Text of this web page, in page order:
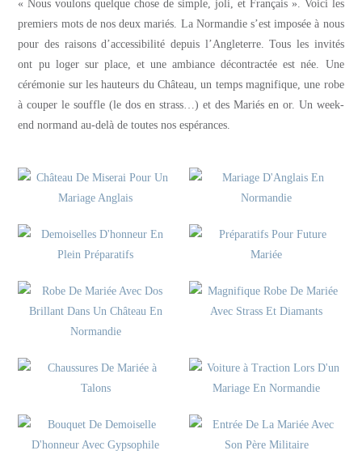
« Nous voulons quelque chose de simple, joli, et Français ». Voici les
premiers mots de nos deux mariés. La Normandie s’est imposée à nous
pour des raisons d’accessibilité depuis l’Angleterre. Tous les invités
ont pu loger sur place, et une ambiance décontractée est née. Une
cérémonie sur les hauteurs du Château, un temps magnifique, une robe
à couper le souffle (le dos en strass…) et des Mariés en or. Un week-
end normand au-delà de toutes nos espérances.